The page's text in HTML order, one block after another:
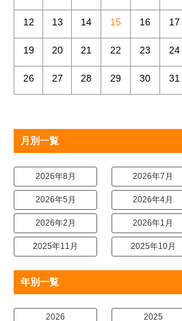
12 13 14 15 16 17
19 20 21 22 23 24
26 27 28 29 30 31
月別一覧
2026年8月 2026年7月
2026年5月 2026年4月
2026年2月 2026年1月
2025年11月 2025年10月
年別一覧
2026 2025